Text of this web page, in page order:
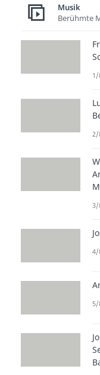
in den
vorne
dem
ans
C, D,
Musik
Berühmte
1/
2/
3/
4/
5/